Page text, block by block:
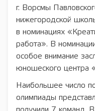
г. Ворсмы
нижегородской
в номинациях
работа». В
особое внимание
юношеского центра
Наибольшее число
олимпиады